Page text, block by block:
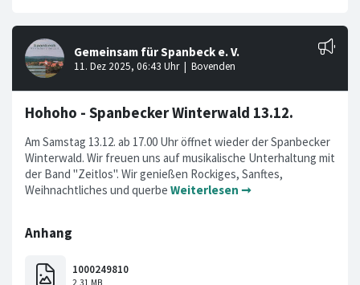
Hohoho - Spanbecker Winterwald 13.12.
Am Samstag 13.12. ab 17.00 Uhr öffnet wieder der Spanbecker
Winterwald. Wir freuen uns auf musikalische Unterhaltung mit
der Band "Zeitlos". Wir genießen Rockiges, Sanftes,
Weihnachtliches und querbe Weiterlesen ➞